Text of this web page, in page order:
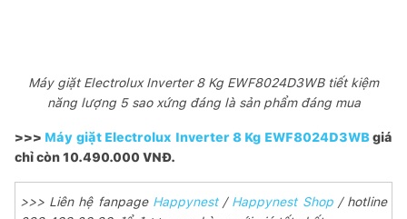
Máy giặt Electrolux Inverter 8 Kg EWF8024D3WB tiết kiệm
năng lượng 5 sao xứng đáng là sản phẩm đáng mua
>>> Máy giặt Electrolux Inverter 8 Kg EWF8024D3WBgiá
chỉ còn 10.490.000 VNĐ.
>>> Liên hệ fanpage Happynest/ Happynest Shop/ hotline